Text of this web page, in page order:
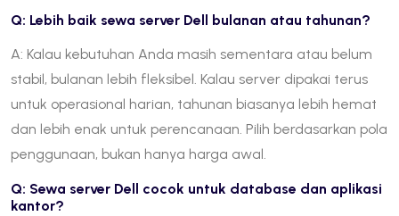
Q: Lebih baik sewa server Dell bulanan atau tahunan?
A: Kalau kebutuhan Anda masih sementara atau belum
stabil, bulanan lebih fleksibel. Kalau server dipakai terus
untuk operasional harian, tahunan biasanya lebih hemat
dan lebih enak untuk perencanaan. Pilih berdasarkan pola
penggunaan, bukan hanya harga awal.
Q: Sewa server Dell cocok untuk database dan aplikasi
kantor?